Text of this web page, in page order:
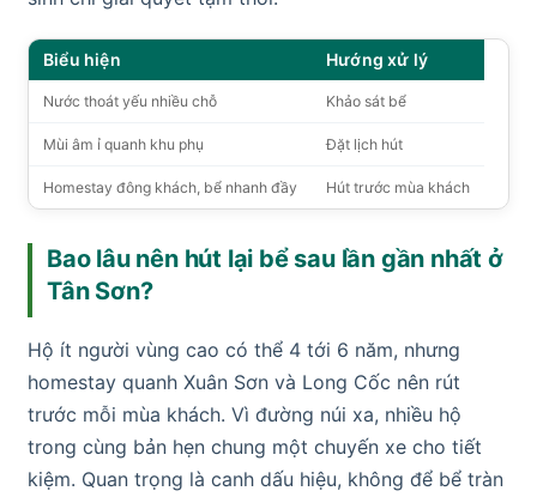
Biểu hiện Hướng xử lý
Nước thoát yếu nhiều chỗ Khảo sát bể
Mùi âm ỉ quanh khu phụ Đặt lịch hút
Homestay đông khách, bể nhanh đầy Hút trước mùa khách
Bao lâu nên hút lại bể sau lần gần nhất ở
Tân Sơn?
Hộ ít người vùng cao có thể 4 tới 6 năm, nhưng
homestay quanh Xuân Sơn và Long Cốc nên rút
trước mỗi mùa khách. Vì đường núi xa, nhiều hộ
trong cùng bản hẹn chung một chuyến xe cho tiết
kiệm. Quan trọng là canh dấu hiệu, không để bể tràn